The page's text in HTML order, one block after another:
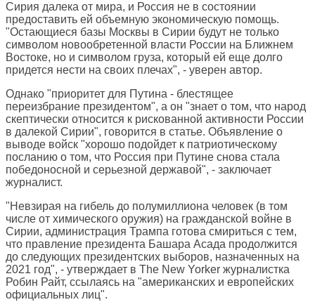
Сирия далека от мира, и Россия не в состоянии
предоставить ей объемную экономическую помощь.
"Остающиеся базы Москвы в Сирии будут не только
символом новообретенной власти России на Ближнем
Востоке, но и символом груза, который ей еще долго
придется нести на своих плечах", - уверен автор.
Однако "приоритет для Путина - блестящее
переизбрание президентом", а он "знает о том, что народ
скептически относится к рискованной активности России
в далекой Сирии", говорится в статье. Объявление о
выводе войск "хорошо подойдет к патриотическому
посланию о том, что Россия при Путине снова стала
победоносной и серьезной державой", - заключает
журналист.
"Невзирая на гибель до полумиллиона человек (в том
числе от химического оружия) на гражданской войне в
Сирии, администрация Трампа готова смириться с тем,
что правление президента Башара Асада продолжится
до следующих президентских выборов, назначенных на
2021 год", - утверждает в The New Yorker журналистка
Робин Райт, ссылаясь на "американских и европейских
официальных лиц".